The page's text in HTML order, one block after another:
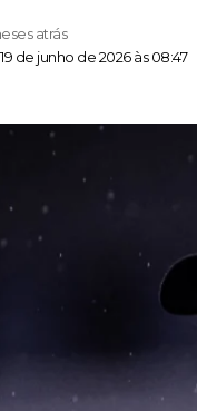
de junho de 2026 às 08:47
atrás